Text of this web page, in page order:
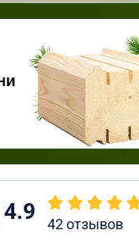
4.9 42отзывов